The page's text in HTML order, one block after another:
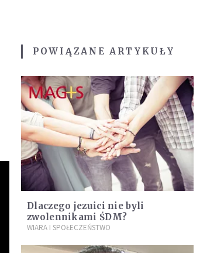
POWIĄZANE ARTYKUŁY
Dlaczego jezuici nie byli
zwolennikami ŚDM?
WIARA I SPOŁECZEŃSTWO